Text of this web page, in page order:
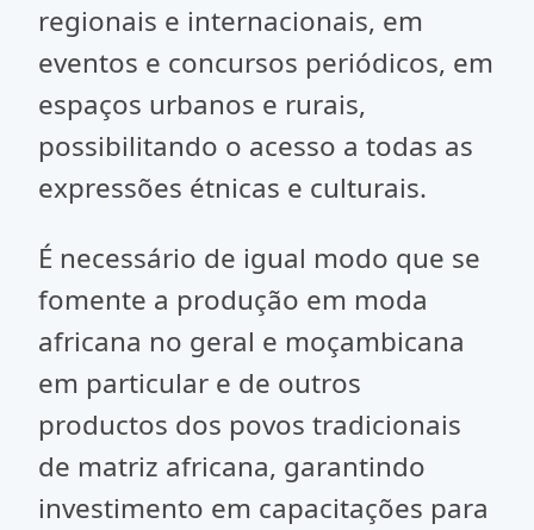
regionais e internacionais, em
eventos e concursos periódicos, em
espaços urbanos e rurais,
possibilitando o acesso a todas as
expressões étnicas e culturais.
É necessário de igual modo que se
fomente a produção em moda
africana no geral e moçambicana
em particular e de outros
productos dos povos tradicionais
de matriz africana, garantindo
investimento em capacitações para